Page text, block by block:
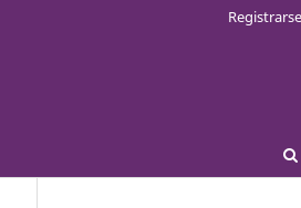
Registrarse